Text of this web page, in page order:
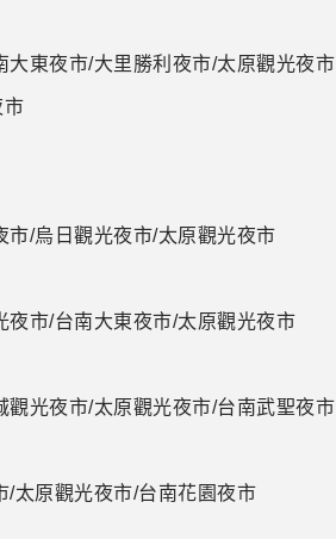
大東夜市/大里勝利夜市/太原觀光夜市
市
市/烏日觀光夜市/太原觀光夜市
夜市/台南大東夜市/太原觀光夜市
觀光夜市/太原觀光夜市/台南武聖夜市
/太原觀光夜市/台南花園夜市